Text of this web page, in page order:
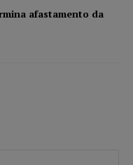
afastamento da